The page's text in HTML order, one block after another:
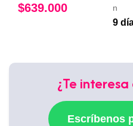
$639.000
n
9
¿Te
Escríbenos